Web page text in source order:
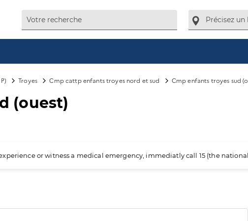
Troyes Cmp cattp enfants troyes nord et sud Cmp enfants troyes sud
(ouest)
or witness a medical emergency, immediatly call 15 (the